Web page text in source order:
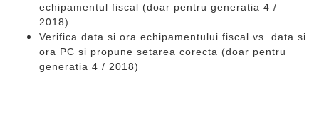
echipamentul fiscal (doar pentru generatia 4 /
2018)
Verifica data si ora echipamentului fiscal vs. data si
ora PC si propune setarea corecta (doar pentru
generatia 4 / 2018)